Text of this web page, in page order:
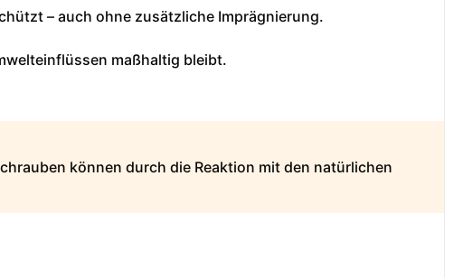
– auch ohne zusätzliche Imprägnierung.
maßhaltig bleibt.
können durch die Reaktion mit den natürlichen